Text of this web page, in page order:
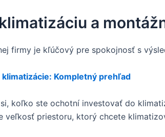
a
firmy je kľúčový pre spokojnosť s
Kompletný prehľad
koľko ste ochotní investovať do
veľkosť priestoru, ktorý chcete